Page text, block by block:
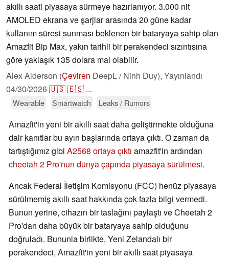
akıllı saati piyasaya sürmeye hazırlanıyor. 3.000 nit
AMOLED ekrana ve şarjlar arasında 20 güne kadar
kullanım süresi sunması beklenen bir bataryaya sahip olan
Amazfit Bip Max, yakın tarihli bir perakendeci sızıntısına
göre yaklaşık 135 dolara mal olabilir.
Alex Alderson (Çeviren DeepL / Ninh Duy), Yayınlandı
04/30/2026🇺🇸🇪🇸 ...
Wearable Smartwatch Leaks / Rumors
Amazfit'in yeni bir akıllı saat daha geliştirmekte olduğuna
dair kanıtlar bu ayın başlarında ortaya çıktı. O zaman da
tartıştığımız gibi A2568 ortaya çıktı amazfit'in ardından
cheetah 2 Pro'nun dünya çapında piyasaya sürülmesi.
Ancak Federal İletişim Komisyonu (FCC) henüz piyasaya
sürülmemiş akıllı saat hakkında çok fazla bilgi vermedi.
Bunun yerine, cihazın bir taslağını paylaştı ve Cheetah 2
Pro'dan daha büyük bir bataryaya sahip olduğunu
doğruladı. Bununla birlikte, Yeni Zelandalı bir
perakendeci, Amazfit'in yeni bir akıllı saat piyasaya